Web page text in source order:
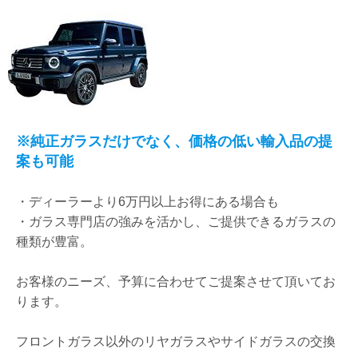
※純正ガラスだけでなく、価格の低い輸入品の提
案も可能
・ ディーラーより6万円以上お得にある場合も
・ガラス専門店の強みを活かし、ご提供できるガラスの
種類が豊富。
お客様のニーズ、予算に合わせてご提案させて頂いてお
ります。
フロントガラス以外のリヤガラスやサイドガラスの交換